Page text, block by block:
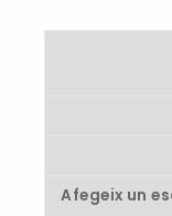
Afegeix un